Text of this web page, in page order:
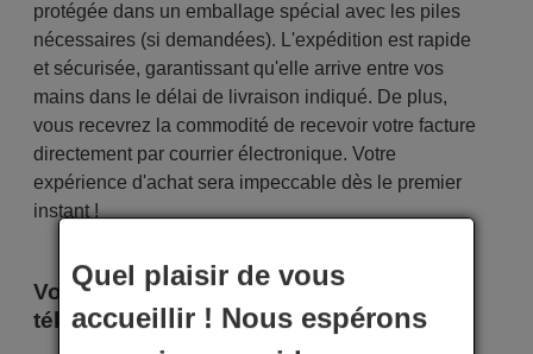
protégée dans un emballage spécial avec les piles
nécessaires (si demandées). L'expédition est rapide
et sécurisée, garantissant qu'elle arrive entre vos
mains dans le délai de livraison indiqué. De plus,
vous recevrez la commodité de recevoir votre facture
directement par courrier électronique. Votre
expérience d'achat sera impeccable dès le premier
instant !
Voici certains modèles qui utilisent cette
télécommande
Quel plaisir de vous
accueillir ! Nous espérons